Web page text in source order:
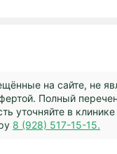
на сайте, не
Полный
уточняйте в клинике
8 (928) 517-15-15.